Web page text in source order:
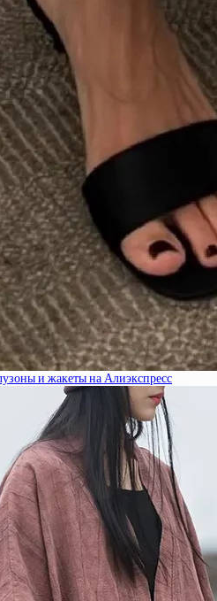
и жакеты на Алиэкспресс